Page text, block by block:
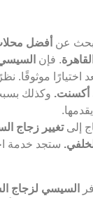
تبحث عن أفضل
. فإن
اختيارًا موثوقًا.
أكسنت. وكذلك
إلىتغيير زجاج
ستجد خدمة
السيسي لزجاج